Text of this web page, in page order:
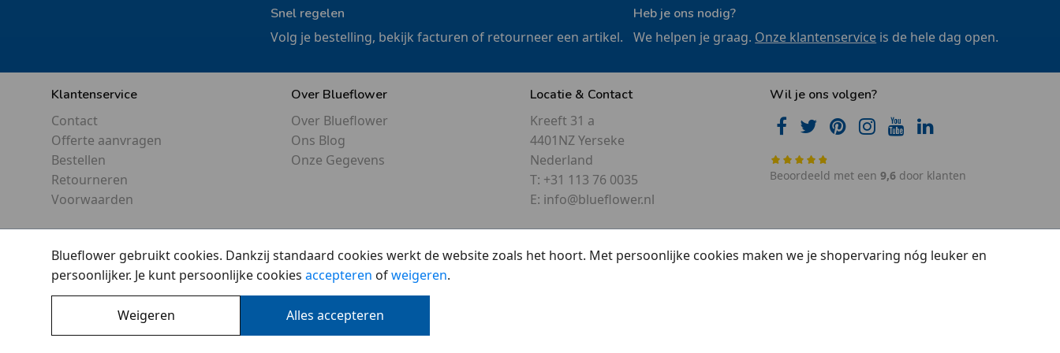
Snel regelen
Volg je bestelling, bekijk facturen of retourneer een artikel.
Heb je ons nodig?
We helpen je graag. Onze klantenservice is de hele dag open.
Klantenservice
Contact
Offerte aanvragen
Bestellen
Retourneren
Voorwaarden
Over Blueflower
Over Blueflower
Ons Blog
Onze Gegevens
Locatie & Contact
Kreeft 31 a
4401NZ Yerseke
Nederland
T: +31 113 76 0035
E: info@blueflower.nl
Wil je ons volgen?
Beoordeeld met een 9,6door klanten
Blueflower gebruikt cookies. Dankzij standaard cookies werkt de website zoals het hoort. Met persoonlijke cookies maken we je shopervaring nóg leuker en
persoonlijker. Je kunt persoonlijke cookies accepteren ofweigeren.
Weigeren Alles accepteren